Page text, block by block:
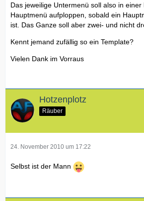
Das jeweilige Untermenü soll also in
Hauptmenü aufploppen, sobald ein
ist. Das Ganze soll aber zwei- und nicht
Kennt jemand zufällig so ein Template?
Vielen Dank im Vorraus
Hotzenplotz
Räuber
24. November 2010 um 17:22
Selbst ist der Mann